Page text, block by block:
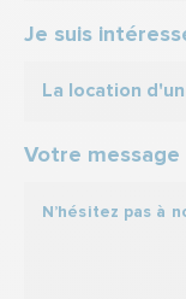
Je suis
La location
Votre message